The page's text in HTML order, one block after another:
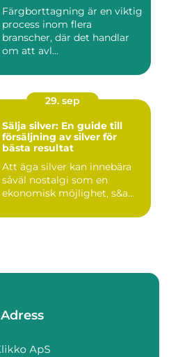
Färgborttagning är en viktig
process inom flera
branscher, där det handlar
om att avl...
29. sep
Sälja silver: En guide till
försäljning av silver för
bästa resultat
Att äga silver kan innebära
såväl nostalgi som en
ekonomisk möjlighet, s&a...
Adress